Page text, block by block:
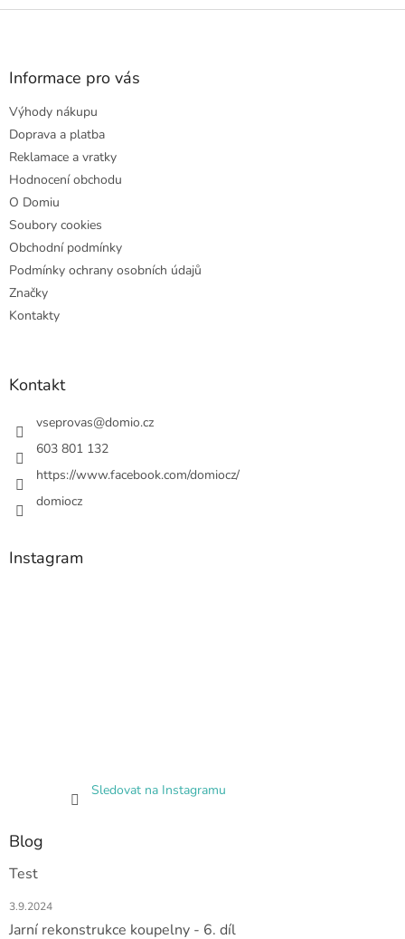
Z
Informace pro vás
Výhody nákupu
Doprava a platba
Reklamace a vratky
Hodnocení obchodu
O Domiu
Soubory cookies
Obchodní podmínky
Podmínky ochrany osobních údajů
Značky
Kontakty
Kontakt
vseprovas@domio.cz
603 801 132
https://www.facebook.com/domiocz/
domiocz
Instagram
Sledovat na Instagramu
Blog
Test
3.9.2024
Jarní rekonstrukce koupelny - 6. díl